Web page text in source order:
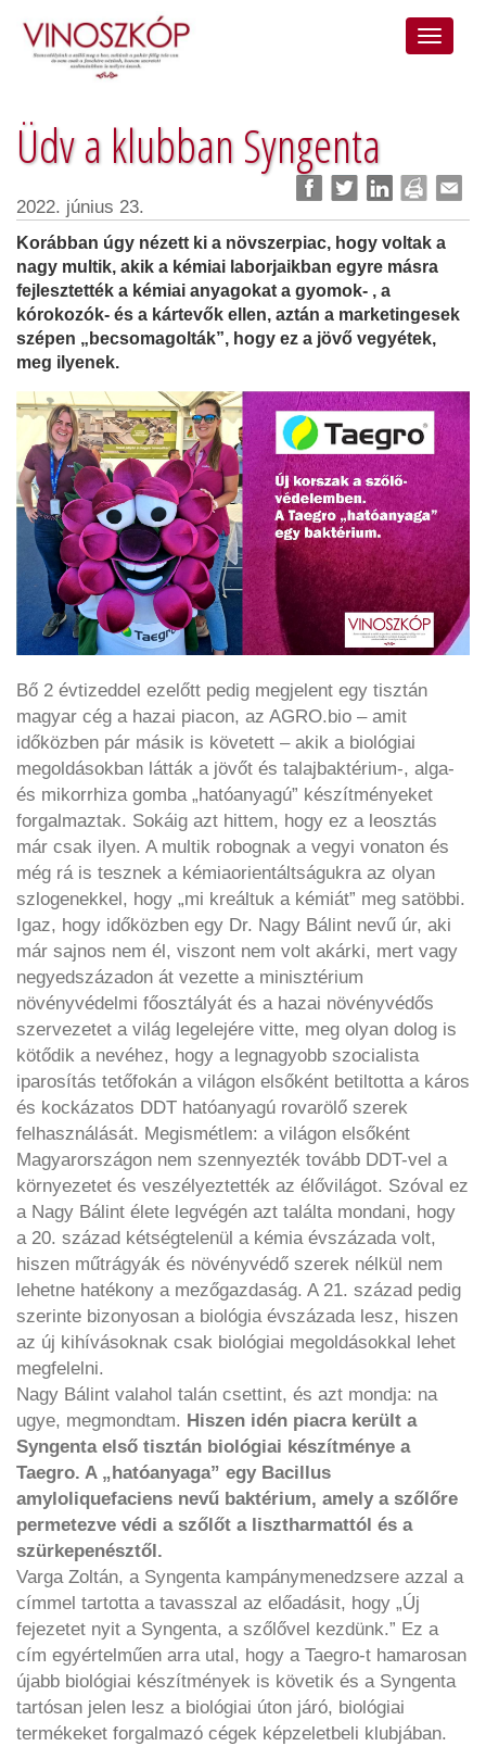
Üdv a klubban Syngenta
2022. június 23.
Korábban úgy nézett ki a növszerpiac, hogy voltak a
nagy multik, akik a kémiai laborjaikban egyre másra
fejlesztették a kémiai anyagokat a gyomok- , a
kórokozók- és a kártevők ellen, aztán a marketingesek
szépen „becsomagolták”, hogy ez a jövő vegyétek,
meg ilyenek.
Bő 2 évtizeddel ezelőtt pedig megjelent egy tisztán
magyar cég a hazai piacon, az AGRO.bio – amit
időközben pár másik is követett – akik a biológiai
megoldásokban látták a jövőt és talajbaktérium-, alga-
és mikorrhiza gomba „hatóanyagú” készítményeket
forgalmaztak. Sokáig azt hittem, hogy ez a leosztás
már csak ilyen. A multik robognak a vegyi vonaton és
még rá is tesznek a kémiaorientáltságukra az olyan
szlogenekkel, hogy „mi kreáltuk a kémiát” meg satöbbi.
Igaz, hogy időközben egy Dr. Nagy Bálint nevű úr, aki
már sajnos nem él, viszont nem volt akárki, mert vagy
negyedszázadon át vezette a minisztérium
növényvédelmi főosztályát és a hazai növényvédős
szervezetet a világ legelejére vitte, meg olyan dolog is
kötődik a nevéhez, hogy a legnagyobb szocialista
iparosítás tetőfokán a világon elsőként betiltotta a káros
és kockázatos DDT hatóanyagú rovarölő szerek
felhasználását. Megismétlem: a világon elsőként
Magyarországon nem szennyezték tovább DDT-vel a
környezetet és veszélyeztették az élővilágot. Szóval ez
a Nagy Bálint élete legvégén azt találta mondani, hogy
a 20. század kétségtelenül a kémia évszázada volt,
hiszen műtrágyák és növényvédő szerek nélkül nem
lehetne hatékony a mezőgazdaság. A 21. század pedig
szerinte bizonyosan a biológia évszázada lesz, hiszen
az új kihívásoknak csak biológiai megoldásokkal lehet
megfelelni.
Nagy Bálint valahol talán csettint, és azt mondja: na
ugye, megmondtam. Hiszen idén piacra került a
Syngenta első tisztán biológiai készítménye a
Taegro. A „hatóanyaga” egy Bacillus
amyloliquefaciens nevű baktérium, amely a szőlőre
permetezve védi a szőlőt a lisztharmattól és a
szürkepenésztől.
Varga Zoltán, a Syngenta kampánymenedzsere azzal a
címmel tartotta a tavasszal az előadásit, hogy „Új
fejezetet nyit a Syngenta, a szőlővel kezdünk.” Ez a
cím egyértelműen arra utal, hogy a Taegro-t hamarosan
újabb biológiai készítmények is követik és a Syngenta
tartósan jelen lesz a biológiai úton járó, biológiai
termékeket forgalmazó cégek képzeletbeli klubjában.